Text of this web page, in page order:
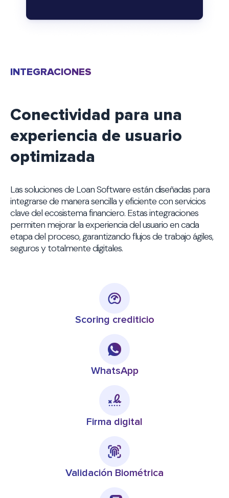
INTEGRACIONES
Conectividad para una
experiencia de usuario
optimizada
Las soluciones de Loan Software están diseñadas para
integrarse de manera sencilla y eficiente con servicios
clave del ecosistema financiero. Estas integraciones
permiten mejorar la experiencia del usuario en cada
etapa del proceso, garantizando flujos de trabajo ágiles,
seguros y totalmente digitales.
Scoring crediticio
WhatsApp
Firma digital
Validación Biométrica